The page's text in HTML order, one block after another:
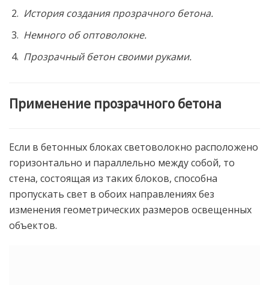
История создания прозрачного бетона.
Немного об оптоволокне.
Прозрачный бетон своими руками.
Применение прозрачного бетона
Если в бетонных блоках световолокно расположено
горизонтально и параллельно между собой, то
стена, состоящая из таких блоков, способна
пропускать свет в обоих направлениях без
изменения геометрических размеров освещенных
объектов.